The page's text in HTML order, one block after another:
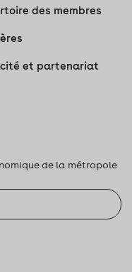
des membres
et partenariat
de la métropole